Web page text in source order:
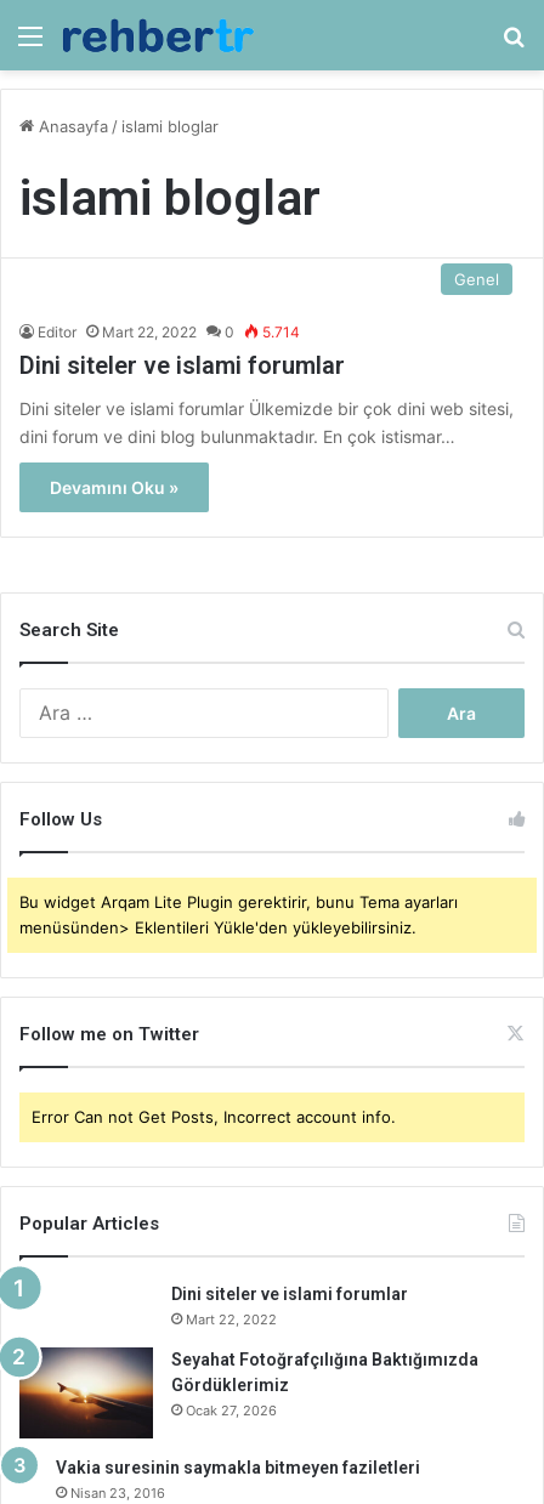
Menü
Anasayfa / islami bloglar
islami bloglar
Genel
Editor Mart 22, 2022 0 5.714
Dini siteler ve islami forumlar
Dini siteler ve islami forumlar Ülkemizde bir çok dini web sitesi,
dini forum ve dini blog bulunmaktadır. En çok istismar…
Devamını Oku »
Search Site
Follow Us
Bu widget Arqam Lite Plugin gerektirir, bunu Tema ayarları
menüsünden> Eklentileri Yükle'den yükleyebilirsiniz.
Follow me on Twitter
Error Can not Get Posts, Incorrect account info.
Popular Articles
Dini siteler ve islami forumlar
Mart 22, 2022
Seyahat Fotoğrafçılığına Baktığımızda
Gördüklerimiz
Ocak 27, 2026
Vakia suresinin saymakla bitmeyen faziletleri
Nisan 23, 2016